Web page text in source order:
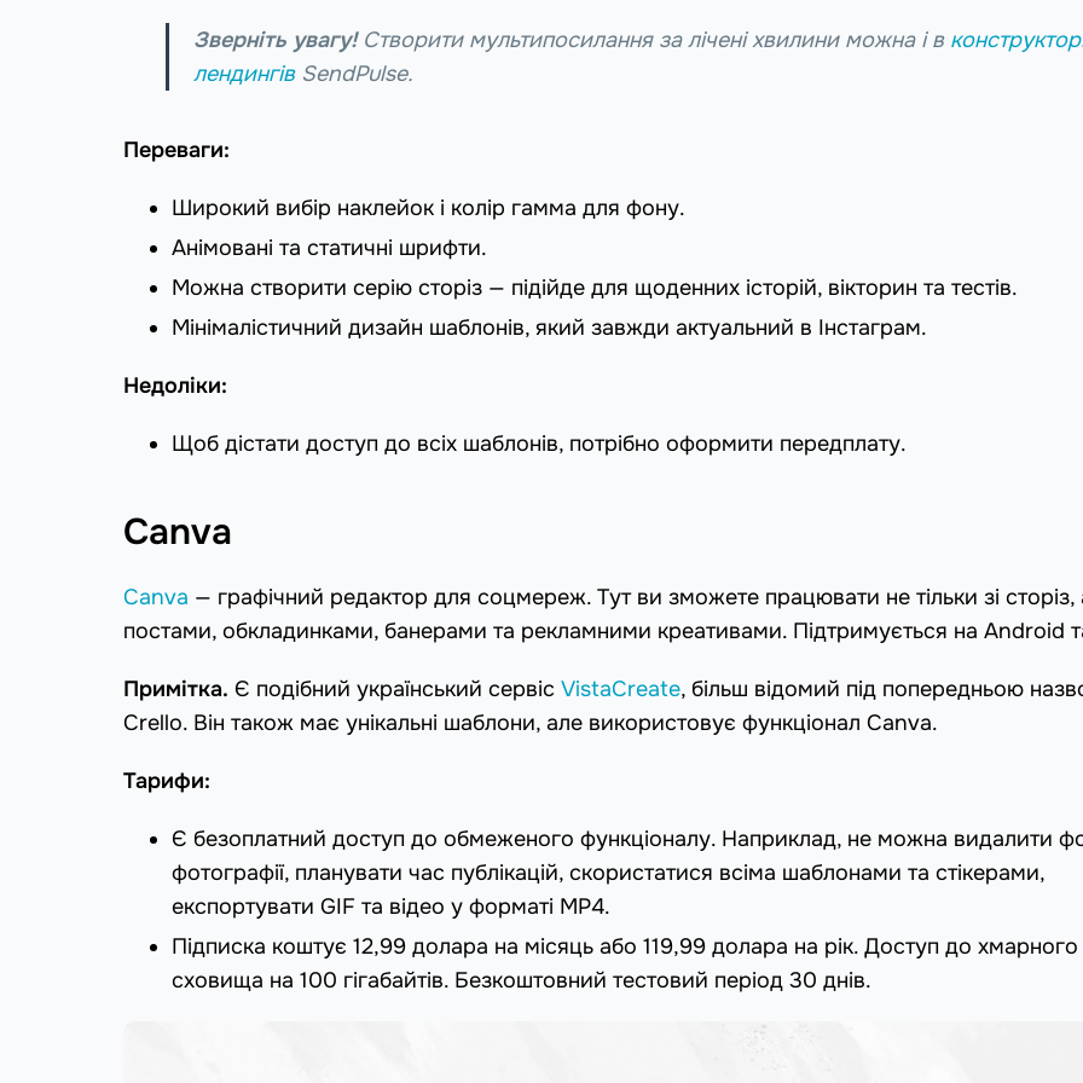
Зверніть увагу!Створити мультипосилання за лічені хвилини можна і в
лендингівSendPulse.
Переваги:
Широкий вибір наклейок і колір гамма для фону.
Анімовані та статичні шрифти.
Можна створити серію сторіз — підійде для щоденних історій, вікторин та тестів.
Мінімалістичний дизайн шаблонів, який завжди актуальний в Інстаграм.
Недоліки:
Щоб дістати доступ до всіх шаблонів, потрібно оформити передплату.
Canva
Canva — графічний редактор для соцмереж. Тут ви зможете працювати не тільки зі сторіз,
постами, обкладинками, банерами та рекламними креативами. Підтримується на Android
Примітка. Є подібний український сервіс VistaCreate, більш відомий під попередньою
Crello. Він також має унікальні шаблони, але використовує функціонал Canva.
Тарифи:
Є безоплатний доступ до обмеженого функціоналу. Наприклад, не можна видалити
фотографії, планувати час публікацій, скористатися всіма шаблонами та стікерами,
експортувати GIF та відео у форматі MP4.
Підписка коштує 12,99 долара на місяць або 119,99 долара на рік. Доступ до хмарного
сховища на 100 гігабайтів. Безкоштовний тестовий період 30 днів.